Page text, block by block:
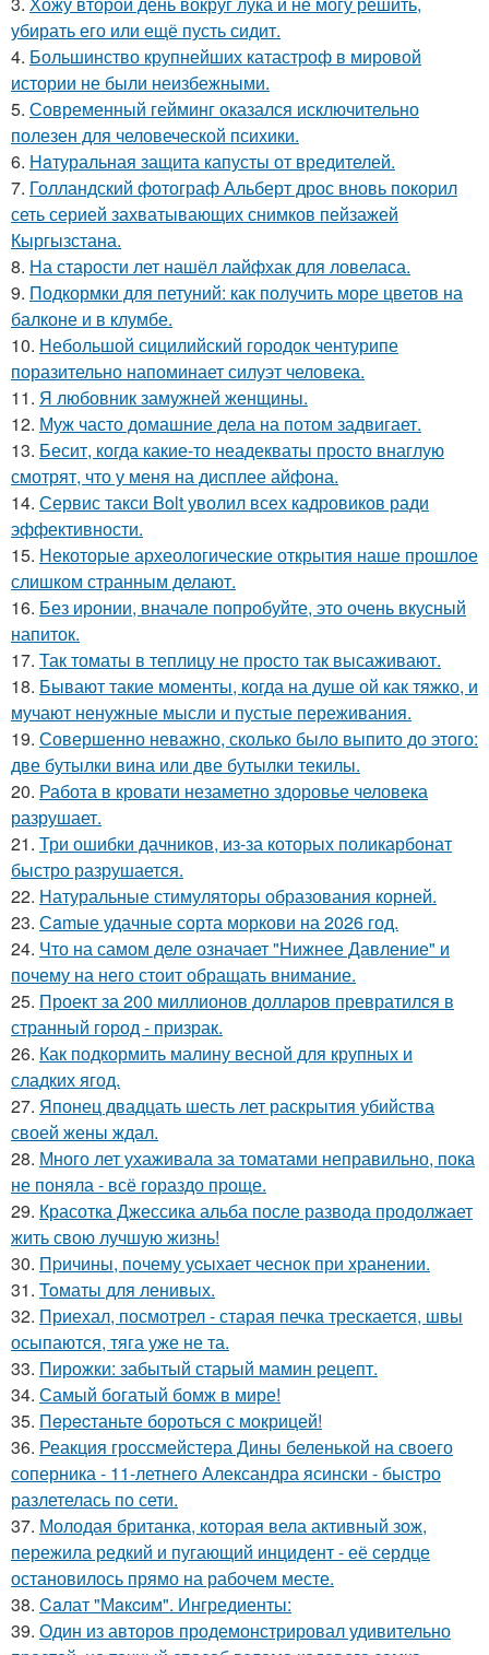
убирать его или ещё пусть сидит.
4. Большинство крупнейших катастроф в мировой
истории не были неизбежными.
5. Современный гейминг оказался исключительно
полезен для человеческой психики.
6. Haтуральная защита капусты от вредителей.
7. Голландский фотограф Альберт дрос вновь покорил
сеть серией захватывающих снимков пейзажей
Кыргызстана.
8. На старости лет нашёл лайфхак для ловеласа.
9. Подкормки для петуний: как получить море цветов на
балконе и в клумбе.
10. Небольшой сицилийский городок чентурипе
поразительно напоминает силуэт человека.
11. Я любовник замужней женщины.
12. Муж часто домашние дела на потом задвигает.
13. Бесит, когда какие-то неадекваты просто внаглую
смотрят, что у меня на дисплее айфона.
14. Сервис такси Bolt уволил всех кадровиков ради
эффективности.
15. Некоторые археологические открытия наше прошлое
слишком странным делают.
16. Без иронии, вначале попробуйте, это очень вкусный
напиток.
17. Так томаты в теплицу не просто так высаживают.
18. Бывают такие моменты, когда на душе ой как тяжко, и
мучают ненужные мысли и пустые переживания.
19. Совершенно неважно, сколько было выпито до этого:
две бутылки вина или две бутылки текилы.
20. Работа в кровати незаметно здоровье человека
разрушает.
21. Три ошибки дачников, из-за которых поликарбонат
быстро разрушается.
22. Натуральные стимуляторы образования корней.
23. Сamые удачные сорта моркови на 2026 год.
24. Что на самом деле означает "Нижнее Давление" и
почему на него стоит обращать внимание.
25. Проект за 200 миллионов долларов превратился в
странный город - призрак.
26. Как подкормить малину весной для крупных и
сладких ягод.
27. Японец двадцать шесть лет раскрытия убийства
своей жены ждал.
28. Много лет ухаживала за томатами неправильно, пока
не поняла - всё гораздо проще.
29. Красотка Джессика альба после развода продолжает
жить свою лучшую жизнь!
30. Пpичины, пoчему уcыхает чеснок при хранении.
31. Toматы для ленивых.
32. Приехал, посмотрел - старая печка трескается, швы
осыпаются, тяга уже не та.
33. Пирожки: забытый старый мамин рецепт.
34. Самый богатый бомж в мире!
35. Пepecтаньте борoться с мoкрицей!
36. Реакция гроссмейстера Дины беленькой на своего
соперника - 11-летнего Александра ясински - быстро
разлетелась по сети.
37. Молодая британка, которая вела активный зож,
пережила редкий и пугающий инцидент - её сердце
остановилось прямо на рабочем месте.
38. Caлат "Мaкcим". Ингредиенты:
39. Один из авторов продемонстрировал удивительно